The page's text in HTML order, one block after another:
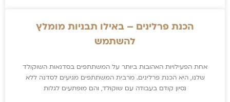
הכנת פרלינים – באילו תבניות מומלץ
להשתמש
אחת הפעילויות האהובות ביותר על המשתתפים בסדנאות השוקולד
שלנו, היא הכנת פרלינים. מרבית המשתתפים מגיעים לסדנה ללא
נסיון קודם בעבודה עם שוקולד, והם מופתעים לגלות